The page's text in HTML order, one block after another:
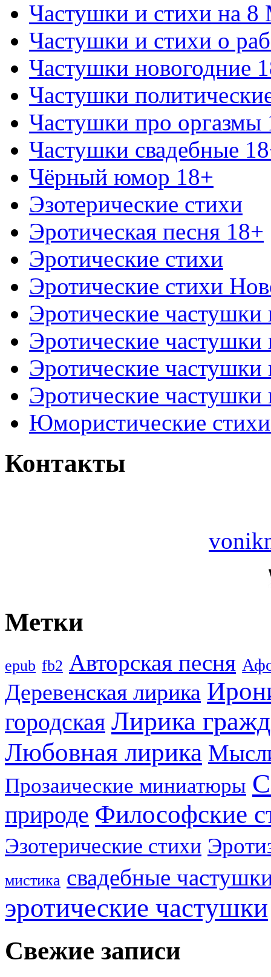
Частушки и стихи на 8
Частушки и стихи о
Частушки новогодние
Частушки
Частушки про оргазмы
Частушки свадебные
Чёрный юмор 18+
Эзотерические стихи
Эротическая песня 18+
Эротические стихи
Эротические стихи
Эротические
Эротические
Эротические
Эротические
Юмористические
Контакты
Метки
epub fb2 Авторская песня
Деревенская лирика
городская Лирика
Любовная лирика
Прозаические миниатюры
природе Философские
Эзотерические стихи
мистика свадебные
эротические частушки
Свежие записи